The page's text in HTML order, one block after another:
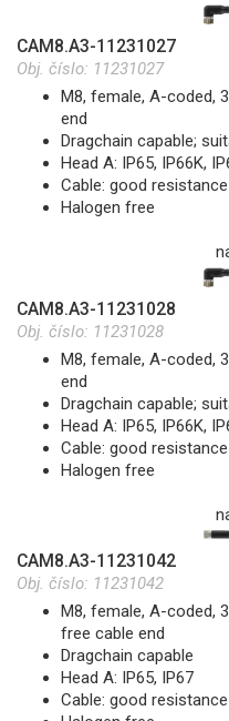
CAM8.A3-11231027
Obj. číslo: 11231027
M8, female, A-coded,
end
Dragchain capable;
Head A: IP65, IP66K,
Cable: good
Halogen free
CAM8.A3-11231028
Obj. číslo: 11231028
M8, female, A-coded,
end
Dragchain capable;
Head A: IP65, IP66K,
Cable: good
Halogen free
CAM8.A3-11231042
Obj. číslo: 11231042
M8, female, A-coded,
free cable end
Dragchain capable
Head A: IP65, IP67
Cable: good